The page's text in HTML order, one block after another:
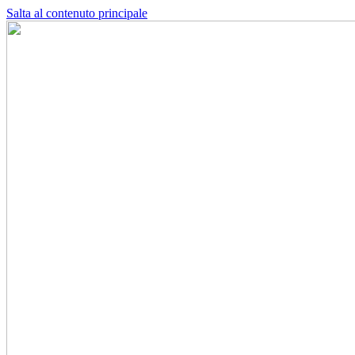
Salta al contenuto principale